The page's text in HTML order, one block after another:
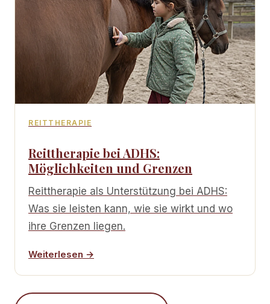
REITTHERAPIE
Reittherapie bei ADHS:
Möglichkeiten und Grenzen
Reittherapie als Unterstützung bei ADHS:
Was sie leisten kann, wie sie wirkt und wo
ihre Grenzen liegen.
Weiterlesen →